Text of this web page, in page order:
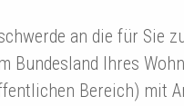
an die für Sie
Bundesland Ihres
Bereich) mit